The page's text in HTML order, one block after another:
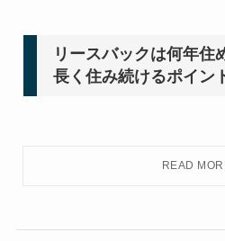
リースバックは何年住
長く住み続けるポイン